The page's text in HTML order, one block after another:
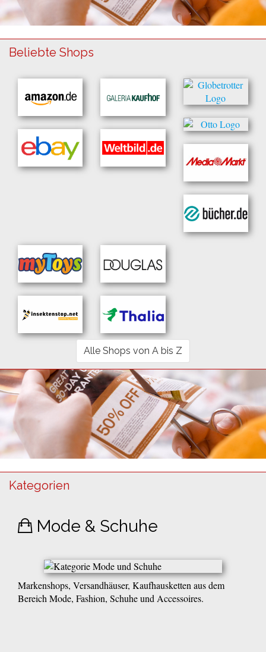
Beliebte Shops
Alle Shops von A bis Z
Kategorien
Mode & Schuhe
Markenshops, Versandhäuser, Kaufhausketten aus dem
Bereich Mode, Fashion, Schuhe und Accessoires.